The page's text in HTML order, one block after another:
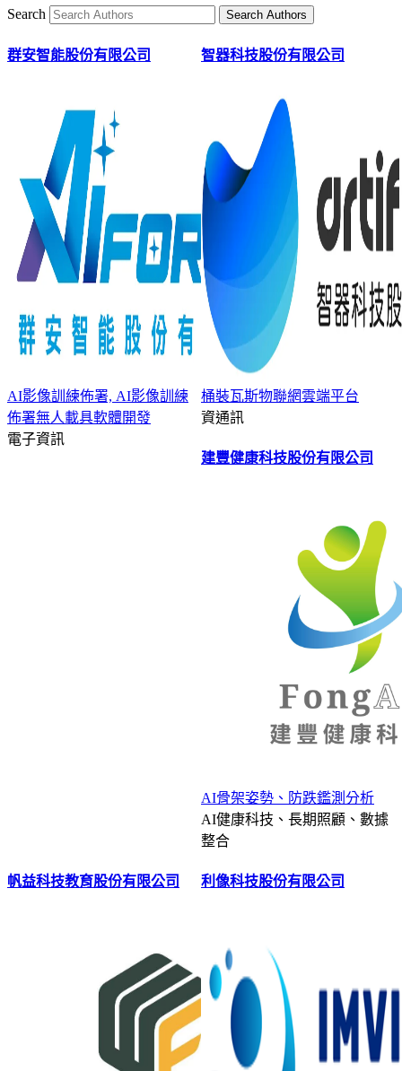
Search
群安智能股份有限公司
AI影像訓練佈署, AI影像訓練
佈署無人載具軟體開發
電子資訊
智器科技股份有限公司
桶裝瓦斯物聯網雲端平台
資通訊
建豐健康科技股份有限公司
AI骨架姿勢、防跌鑑測分析
AI健康科技、長期照顧、數據
整合
帆益科技教育股份有限公司 利像科技股份有限公司